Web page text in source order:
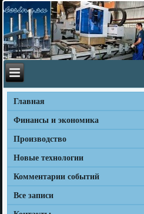
Главная
Финансы и экономика
Производство
Новые технологии
Комментарии событий
Все записи